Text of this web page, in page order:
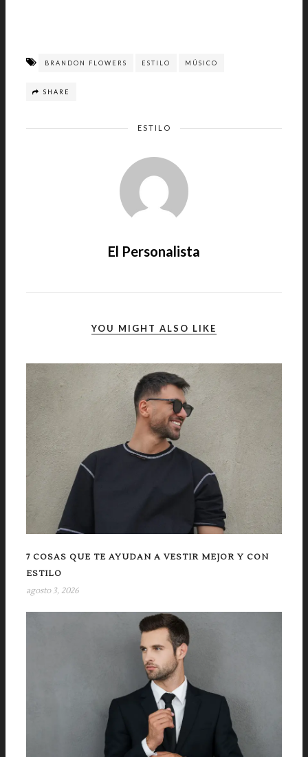
BRANDON FLOWERS ESTILO MÚSICO
SHARE
ESTILO
El Personalista
YOU MIGHT ALSO LIKE
7 COSAS QUE TE AYUDAN A VESTIR MEJOR Y CON
ESTILO
agosto 3, 2026